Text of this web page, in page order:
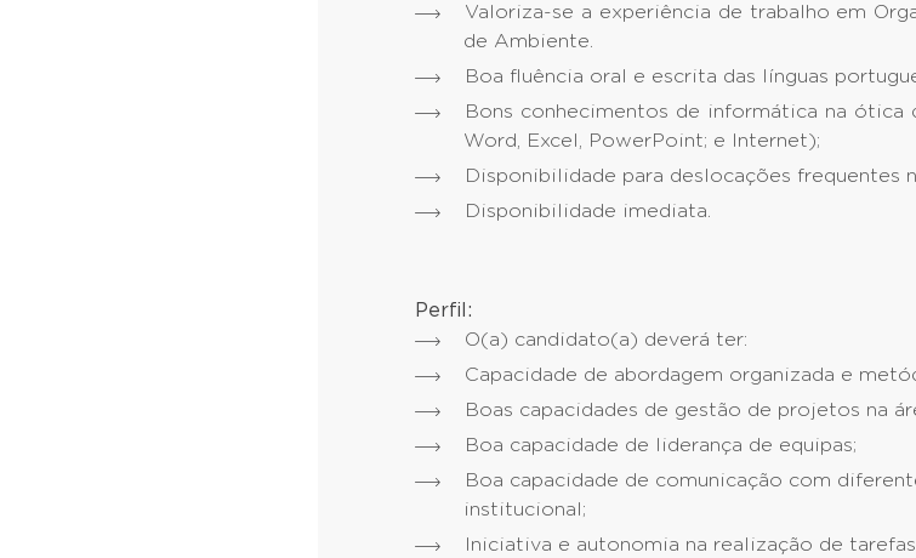
Valoriza-se a experiência de trabalho em
de Ambiente.
Boa fluência oral e escrita das línguas
Bons conhecimentos de informática na
Word, Excel, PowerPoint; e Internet);
Disponibilidade para deslocações frequentes
Disponibilidade imediata.
Perfil:
O(a) candidato(a) deverá ter:
Capacidade de abordagem organizada e
Boas capacidades de gestão de projetos na
Boa capacidade de liderança de equipas;
Boa capacidade de comunicação com
institucional;
Iniciativa e autonomia na realização de